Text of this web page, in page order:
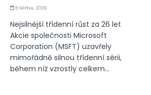
5 SRPNA, 2026
Nejsilnější třídenní růst za 26 let
Akcie společnosti Microsoft
Corporation (MSFT) uzavřely
mimořádně silnou třídenní sérii,
během níž vzrostly celkem...